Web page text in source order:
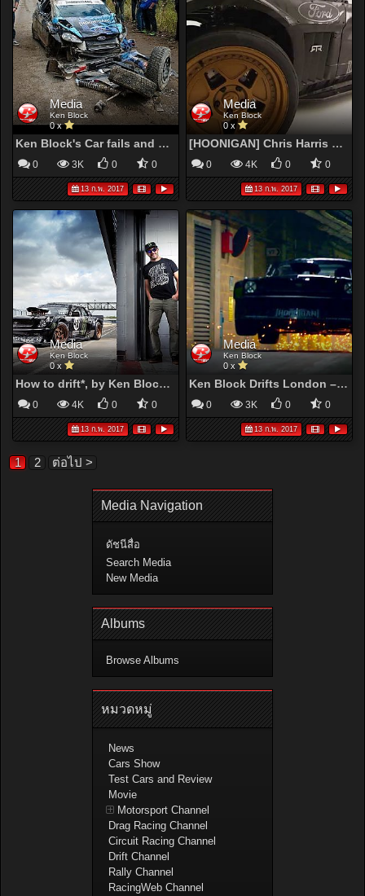
Media
Ken Block
0 x
Ken Block's Car fails and crash
0 3K 0 0
13 ก.พ. 2017
Media
Ken Block
0 x
[HOONIGAN] Chris Harris on Ken Block's Gymkhana SEVEN AWD 1965 Mustang (The Hoonicorn!)
0 4K 0 0
13 ก.พ. 2017
Media
Ken Block
0 x
How to drift*, by Ken Block – shredding tyres in the 845bhp Hoonicorn Mustang
0 4K 0 0
13 ก.พ. 2017
Media
Ken Block
0 x
Ken Block Drifts London – EXTENDED Director's Cut - Top Gear - BBC
0 3K 0 0
13 ก.พ. 2017
1 2 ต่อไป >
Media Navigation
ดัชนีสื่อ
Search Media
New Media
Albums
Browse Albums
หมวดหมู่
News
Cars Show
Test Cars and Review
Movie
Motorsport Channel
Drag Racing Channel
Circuit Racing Channel
Drift Channel
Rally Channel
RacingWeb Channel